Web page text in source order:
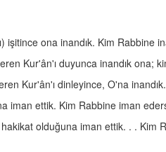
işitince ona inandık. Kim Rabbine
Kur'ân'ı duyunca inandık ona;
Kur'ân'ı dinleyince, O'na
iman ettik. Kim Rabbine iman
olduğuna iman ettik. . .